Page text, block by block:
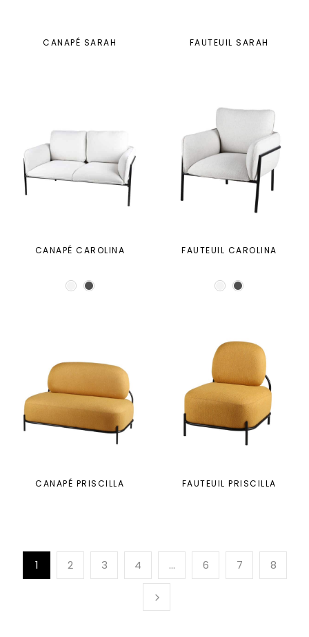
CANAPÉ SARAH FAUTEUIL SARAH
CANAPÉ CAROLINA FAUTEUIL CAROLINA
CANAPÉ PRISCILLA FAUTEUIL PRISCILLA
1 2 3 4 … 6 7 8